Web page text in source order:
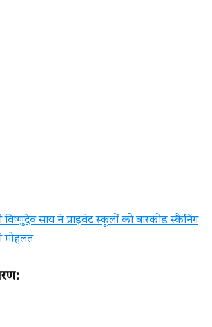
साय ने प्राइवेट स्कूलों को बारकोड स्कैनिंग
मोहलत
: